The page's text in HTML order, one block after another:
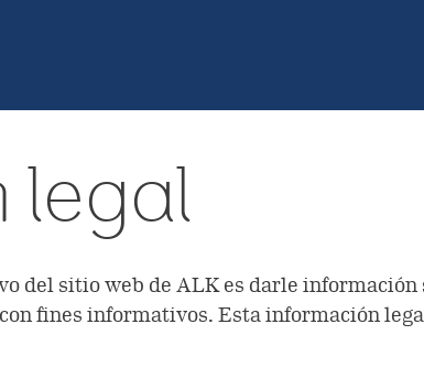
legal
del sitio web de ALK es darle
fines informativos. Esta información